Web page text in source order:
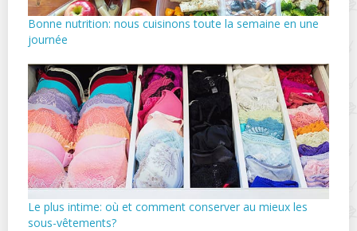
Bonne nutrition: nous cuisinons toute la semaine en une
journée
Le plus intime: où et comment conserver au mieux les
sous-vêtements?